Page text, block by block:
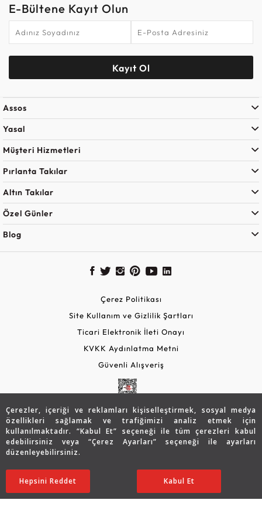
Çerezler, içeriği ve reklamları kişiselleştirmek, sosyal medya
özellikleri sağlamak ve trafiğimizi analiz etmek için
kullanılmaktadır. “Kabul Et” seçeneği ile tüm çerezleri kabul
edebilirsiniz veya “Çerez Ayarları” seçeneği ile ayarları
düzenleyebilirsiniz.
Ayarları Düzenle
Hepsini Reddet Kabul Et
42.738 TL
34.177TL SATIN ALIN
E-Bültene Kayıt Olun
Kayıt Ol
Assos
Yasal
Müşteri Hizmetleri
Pırlanta Takılar
Altın Takılar
Özel Günler
Blog
Çerez Politikası
Site Kullanım ve Gizlilik Şartları
Ticari Elektronik İleti Onayı
KVKK Aydınlatma Metni
Güvenli Alışveriş
Copyright © 2026 Assos Pırlanta - Bu sitenin tüm hakları